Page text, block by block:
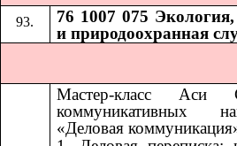
76 1007 075
и природоохранная
Мастер-класс Аси
коммуникативных
«Деловая